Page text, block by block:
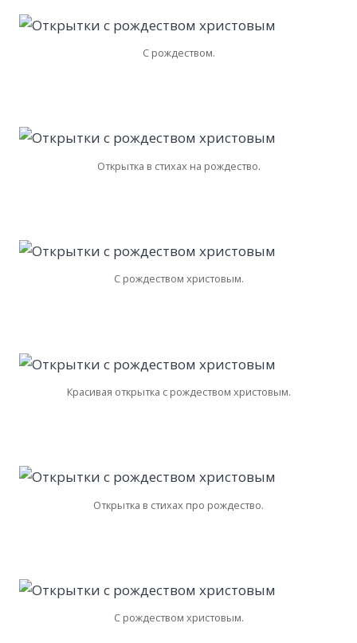
С рождеством.
Открытка в стихах на рождество.
С рождеством христовым.
Красивая открытка с рождеством христовым.
Открытка в стихах про рождество.
С рождеством христовым.